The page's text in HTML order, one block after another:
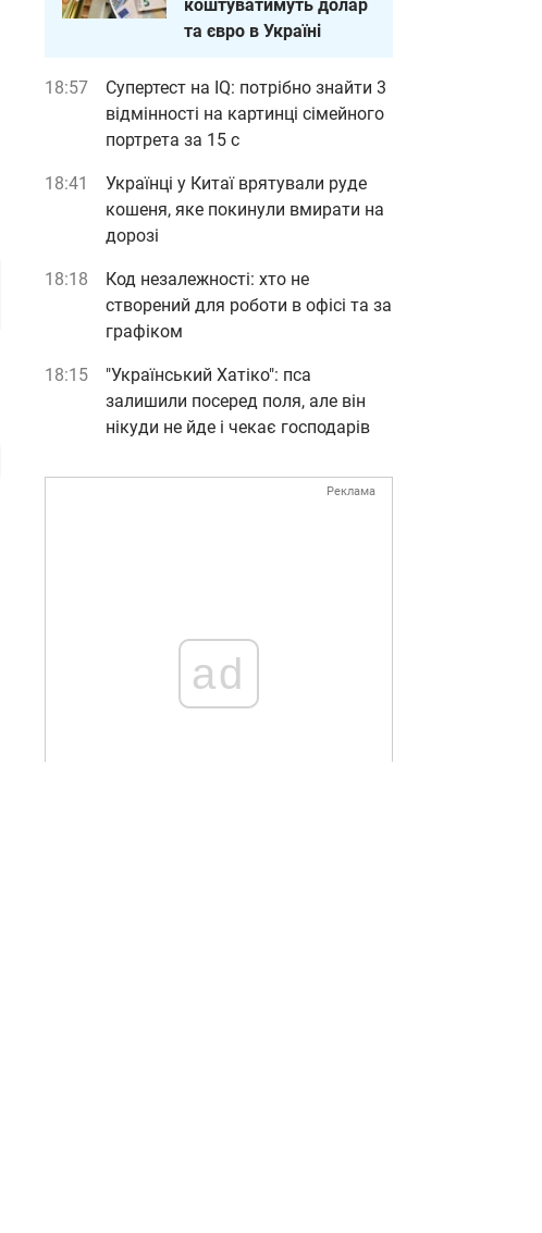
коштуватимуть долар
та євро в Україні
18:57
Супертест на IQ: потрібно знайти 3
відмінності на картинці сімейного
портрета за 15 с
18:41
Українці у Китаї врятували руде
кошеня, яке покинули вмирати на
дорозі
18:18
Код незалежності: хто не
створений для роботи в офісі та за
графіком
18:15
"Український Хатіко": пса
залишили посеред поля, але він
нікуди не йде і чекає господарів
Реклама
ad